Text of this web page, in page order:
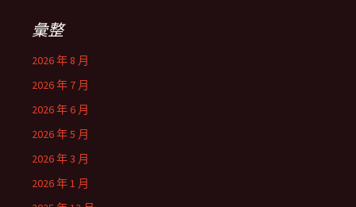
彙整
2026 年 8 月
2026 年 7 月
2026 年 6 月
2026 年 5 月
2026 年 3 月
2026 年 1 月